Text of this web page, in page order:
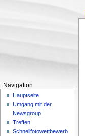
Navigation
Hauptseite
Umgang mit der
Newsgroup
Treffen
Schnellfotowettbewerb